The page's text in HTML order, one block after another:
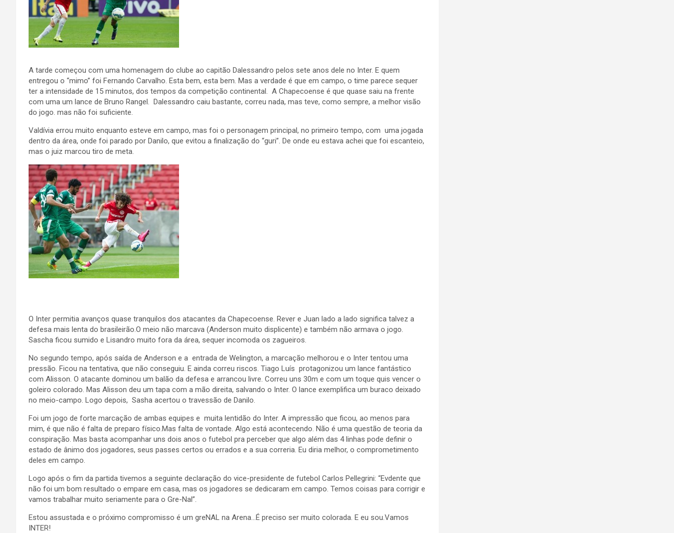
A tarde começou com uma homenagem do clube ao capitão Dalessandro pelos sete anos dele no Inter. E quem
entregou o “mimo” foi Fernando Carvalho. Esta bem, esta bem. Mas a verdade é que em campo, o time parece sequer
ter a intensidade de 15 minutos, dos tempos da competição continental. A Chapecoense é que quase saiu na frente
com uma um lance de Bruno Rangel. Dalessandro caiu bastante, correu nada, mas teve, como sempre, a melhor visão
do jogo. mas não foi suficiente.
Valdívia errou muito enquanto esteve em campo, mas foi o personagem principal, no primeiro tempo, com uma jogada
dentro da área, onde foi parado por Danilo, que evitou a finalização do “guri”. De onde eu estava achei que foi escanteio,
mas o juiz marcou tiro de meta.
O Inter permitia avanços quase tranquilos dos atacantes da Chapecoense. Rever e Juan lado a lado significa talvez a
defesa mais lenta do brasileirão.O meio não marcava (Anderson muito displicente) e também não armava o jogo.
Sascha ficou sumido e Lisandro muito fora da área, sequer incomoda os zagueiros.
No segundo tempo, após saída de Anderson e a entrada de Welington, a marcação melhorou e o Inter tentou uma
pressão. Ficou na tentativa, que não conseguiu. E ainda correu riscos. Tiago Luís protagonizou um lance fantástico
com Alisson. O atacante dominou um balão da defesa e arrancou livre. Correu uns 30m e com um toque quis vencer o
goleiro colorado. Mas Alisson deu um tapa com a mão direita, salvando o Inter. O lance exemplifica um buraco deixado
no meio-campo. Logo depois, Sasha acertou o travessão de Danilo.
Foi um jogo de forte marcação de ambas equipes e muita lentidão do Inter. A impressão que ficou, ao menos para
mim, é que não é falta de preparo físico.Mas falta de vontade. Algo está acontecendo. Não é uma questão de teoria da
conspiração. Mas basta acompanhar uns dois anos o futebol pra perceber que algo além das 4 linhas pode definir o
estado de ânimo dos jogadores, seus passes certos ou errados e a sua correria. Eu diria melhor, o comprometimento
deles em campo.
Logo após o fim da partida tivemos a seguinte declaração do vice-presidente de futebol Carlos Pellegrini: “Evdente que
não foi um bom resultado o empare em casa, mas os jogadores se dedicaram em campo. Temos coisas para corrigir e
vamos trabalhar muito seriamente para o Gre-Nal”.
Estou assustada e o próximo compromisso é um greNAL na Arena…É preciso ser muito colorada. E eu sou.Vamos
INTER!